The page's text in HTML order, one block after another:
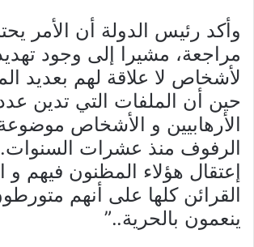
وأكد رئيس الدولة أن الأمر
مراجعة، مشيرا إلى وجود
لأشخاص لا علاقة لهم بعديد
حين أن الملفات التي تدين
الأرهابيين و الأشخاص
الرفوف منذ عشرات السنوات..
إعتقال هؤلاء المظنون فيهم و
القرائن كلها على أنهم
ينعمون بالحرية..”